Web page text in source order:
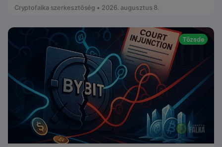
Cryptofalka szerkesztőség • 2026. augusztus 8.
Tőzsde